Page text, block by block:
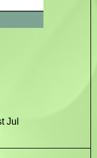
Jul